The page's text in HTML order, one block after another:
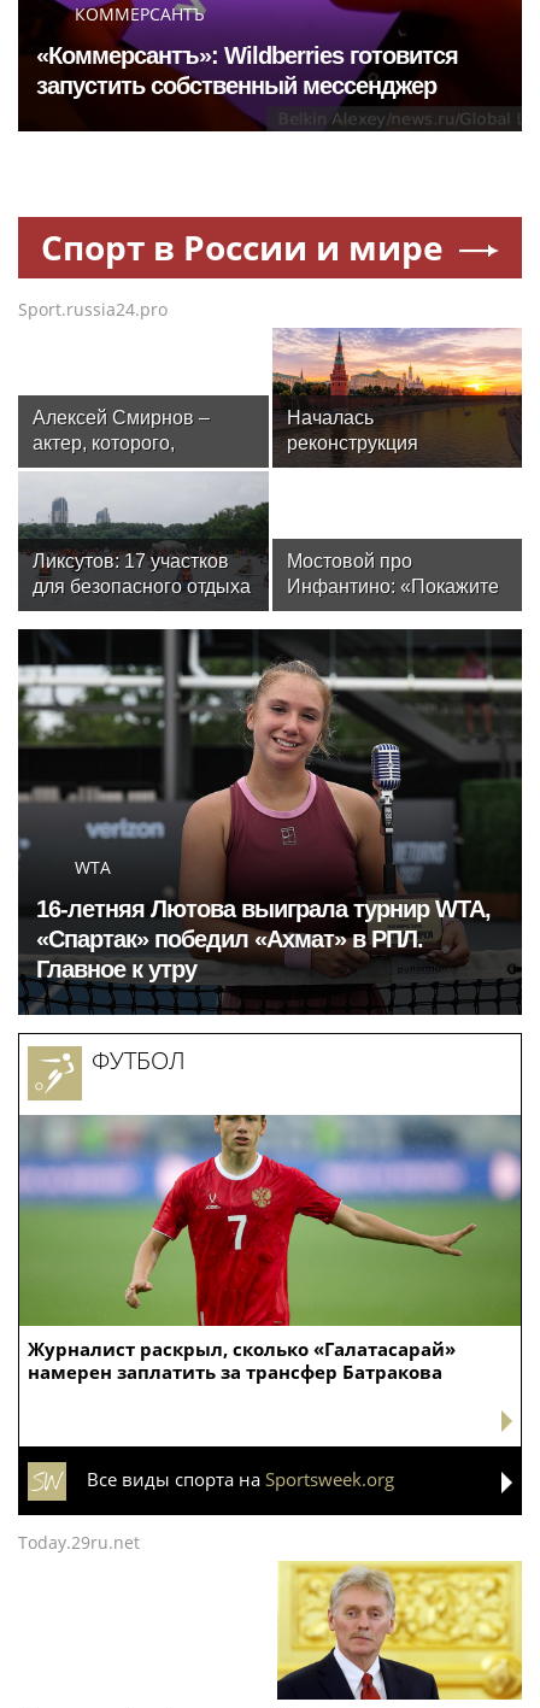
КОММЕРСАНТЪ
«Коммерсантъ»: Wildberries готовится
запустить собственный мессенджер
Спорт в России и мире
Sport.russia24.pro
Алексей Смирнов –
актер, которого,
надеюсь, еще не
забыли
Началась
реконструкция
спортивного комплекса
Ликсутов: 17 участков
для безопасного отдыха
и водного спорта
определили в Москве
Мостовой про
Инфантино: «Покажите
его фотографию на
48 из 50 человек скажут,
что не знают, кто это.
Спросите у футбольных
людей – кто был до
Джанни? Я не помню»
WTA
16-летняя Лютова выиграла турнир WTA,
«Спартак» победил «Ахмат» в РПЛ.
Главное к утру
Журналист раскрыл, сколько «Галатасарай»
намерен заплатить за трансфер Батракова
ФУТБОЛ
Все виды спорта на Sportsweek.org
Today.29ru.net